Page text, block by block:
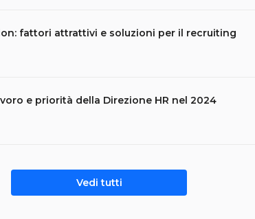
fattori attrattivi e soluzioni per il recruiting
e priorità della Direzione HR nel 2024
Vedi tutti